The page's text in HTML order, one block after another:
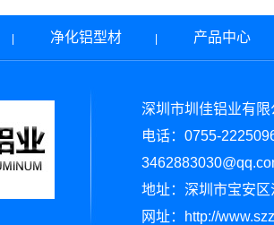
净化铝型材 产品中心
深圳市圳佳铝业有限
电话：0755-
地址： 深圳市宝安
网址：http://